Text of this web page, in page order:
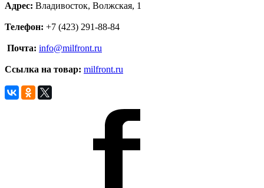
Адрес: Владивосток, Волжская, 1
Телефон: +7 (423) 291-88-84
Почта: info@milfront.ru
Ссылка на товар: milfront.ru